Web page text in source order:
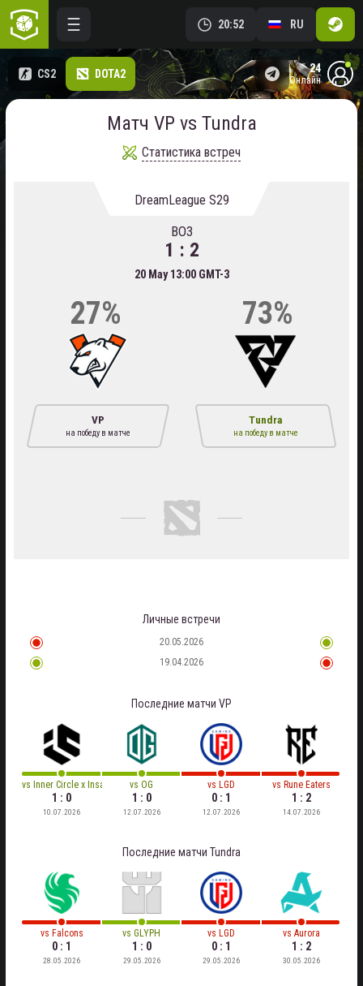
20:52 RU
CS2 DOTA2 24
онлайн
Матч VP vs Tundra
Статистика встреч
27%
VP
на победу в матче
73%
Tundra
на победу в матче
DreamLeague S29
BO3
1 : 2
20 May 13:00 GMT-3
Последние матчи VP
vs Inner Circle x Insanity
1 : 0
10.07.2026
vsOG
1 : 0
12.07.2026
vs LGD
0 : 1
12.07.2026
vs Rune Eaters
1 : 2
14.07.2026
Личные встречи
20.05.2026
19.04.2026
Последние матчи Tundra
vs Falcons
0 : 1
28.05.2026
vsGLYPH
1 : 0
29.05.2026
vs LGD
0 : 1
29.05.2026
vs Aurora
1 : 2
30.05.2026